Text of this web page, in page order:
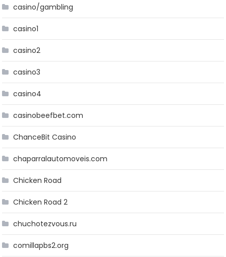
casino/gambling
casino1
casino2
casino3
casino4
casinobeefbet.com
ChanceBit Casino
chaparralautomoveis.com
Chicken Road
Chicken Road 2
chuchotezvous.ru
comillapbs2.org